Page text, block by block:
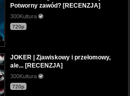
Potworny zawód? [RECENZJA]
300Kultura
720p
JOKER | Zjawiskowy i przełomowy,
ale... [RECENZJA]
300Kultura
720p